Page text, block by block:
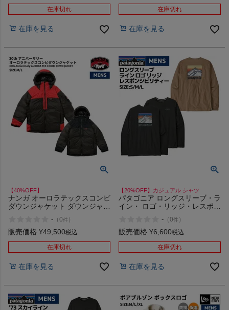
在庫切れ
在庫を見る
在庫切れ
在庫を見る
【40%OFF】
ナンガ オーロラテックスコンビ
ダウンジャケット ダウンジャケ
ウター 防寒 保温 NANGA 30th
Anniversary AURORA TEX
レット セール
- （0件 ）
販売価格 ¥49,500税込
在庫切れ
在庫を見る
【20%OFF】カジュアル シャツ
パタゴニア ロングスリーブ・ラ
イン・ ロゴ・リッジ・レスポン
T カジュアル アウトドア
PATAGONIA LONG SLEEVED
RESPONSIBILI TEE 38517
- （0件 ）
販売価格 ¥6,600税込
在庫切れ
在庫を見る